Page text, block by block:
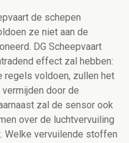
de schepen
ze niet aan de
DG Scheepvaart
effect zal hebben:
regels voldoen, zullen het
door de
zal de sensor ook
over de luchtvervuiling
Welke vervuilende stoffen